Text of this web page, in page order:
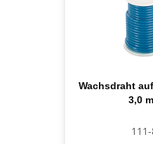
Wachsdraht
3,0